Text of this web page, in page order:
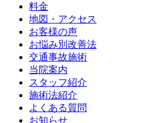
料金
地図・アクセス
お客様の声
お悩み別改善法
交通事故施術
当院案内
スタッフ紹介
施術法紹介
よくある質問
お知らせ